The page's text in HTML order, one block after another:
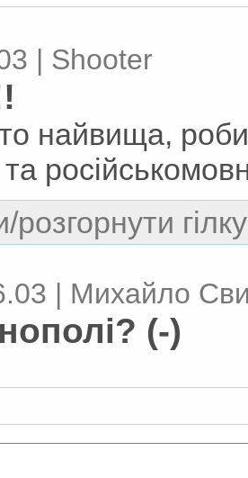
| Shooter
найвища,
та
розгорнути
| Михайло
(-)